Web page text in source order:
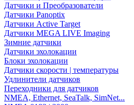
Датчики и Преобразователи
Датчики Panoptix
Датчики Active Target
Датчики MEGA LIVE Imaging
Зимние датчики
Датчики эхолокации
Блоки эхолокации
Датчики скорости | температуры
Удлинители датчиков
Переходники для датчиков
NMEA, Ethernet, SeaTalk, SimNet...